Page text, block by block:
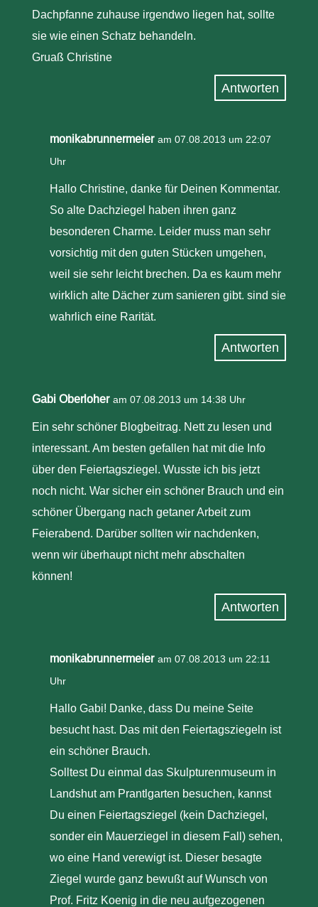
Dachpfanne zuhause irgendwo liegen hat, sollte
sie wie einen Schatz behandeln.
Gruaß Christine
Antworten
monikabrunnermeier am 07.08.2013 um 22:07
Uhr
Hallo Christine, danke für Deinen Kommentar.
So alte Dachziegel haben ihren ganz
besonderen Charme. Leider muss man sehr
vorsichtig mit den guten Stücken umgehen,
weil sie sehr leicht brechen. Da es kaum mehr
wirklich alte Dächer zum sanieren gibt. sind sie
wahrlich eine Rarität.
Antworten
Gabi Oberloher am 07.08.2013 um 14:38 Uhr
Ein sehr schöner Blogbeitrag. Nett zu lesen und
interessant. Am besten gefallen hat mit die Info
über den Feiertagsziegel. Wusste ich bis jetzt
noch nicht. War sicher ein schöner Brauch und ein
schöner Übergang nach getaner Arbeit zum
Feierabend. Darüber sollten wir nachdenken,
wenn wir überhaupt nicht mehr abschalten
können!
Antworten
monikabrunnermeier am 07.08.2013 um 22:11
Uhr
Hallo Gabi! Danke, dass Du meine Seite
besucht hast. Das mit den Feiertagsziegeln ist
ein schöner Brauch.
Solltest Du einmal das Skulpturenmuseum in
Landshut am Prantlgarten besuchen, kannst
Du einen Feiertagsziegel (kein Dachziegel,
sonder ein Mauerziegel in diesem Fall) sehen,
wo eine Hand verewigt ist. Dieser besagte
Ziegel wurde ganz bewußt auf Wunsch von
Prof. Fritz Koenig in die neu aufgezogenen